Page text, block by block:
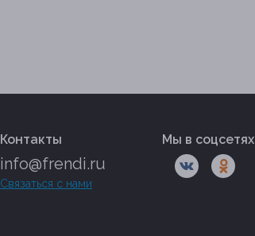
Контакты
info@frendi.ru
Связаться с нами
Мы в соцсетях